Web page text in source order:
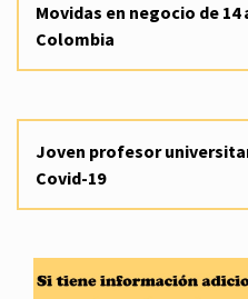
Movidas en negocio de
Colombia
Joven profesor
Covid-19